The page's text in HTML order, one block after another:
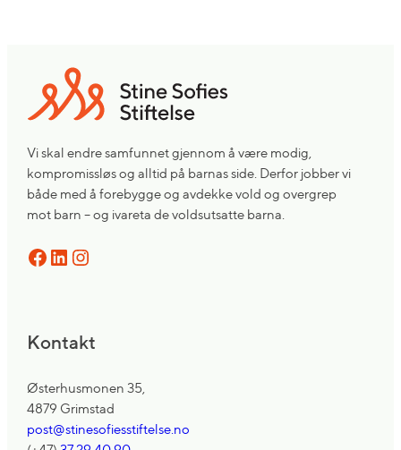
Vi skal endre samfunnet gjennom å være modig,
kompromissløs og alltid på barnas side. Derfor jobber vi
både med å forebygge og avdekke vold og overgrep
mot barn – og ivareta de voldsutsatte barna.
Facebook LinkedIn Instagram
Kontakt
Østerhusmonen 35,
4879 Grimstad
post@stinesofiesstiftelse.no